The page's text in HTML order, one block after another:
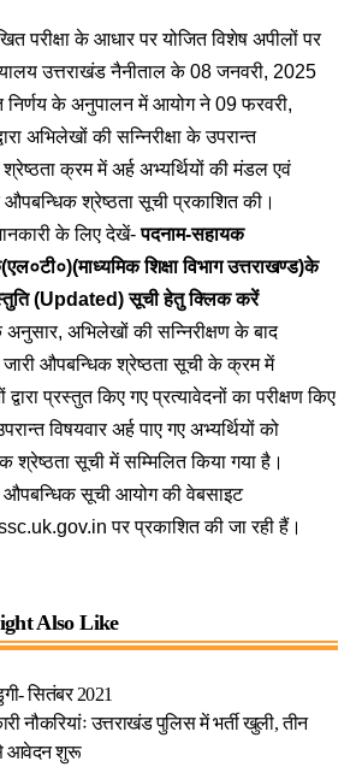
परीक्षा के आधार पर योजित विशेष अपीलों पर
उत्तराखंड नैनीताल के 08 जनवरी, 2025
निर्णय के अनुपालन में आयोग ने 09 फरवरी,
अभिलेखों की सन्निरीक्षा के उपरान्त
श्रेष्ठता क्रम में अर्ह अभ्यर्थियों की मंडल एवं
औपबन्धिक श्रेष्ठता सूची प्रकाशित की।
के लिए देखें-पदनाम-सहायक
शिक्षा विभाग उत्तराखण्ड)के
(Updated) सूची हेतु क्लिक करें
अभिलेखों की सन्निरीक्षण के बाद
जारी औपबन्धिक श्रेष्ठता सूची के क्रम में
द्वारा प्रस्तुत किए गए प्रत्यावेदनों का परीक्षण किए
विषयवार अर्ह पाए गए अभ्यर्थियों को
श्रेष्ठता सूची में सम्मिलित किया गया है।
औपबन्धिक सूची आयोग की वेबसाइट
पर प्रकाशित की जा रही हैं।
Also Like
सितंबर 2021
नौकरियांः उत्तराखंड पुलिस में भर्ती खुली, तीन
आवेदन शुरू